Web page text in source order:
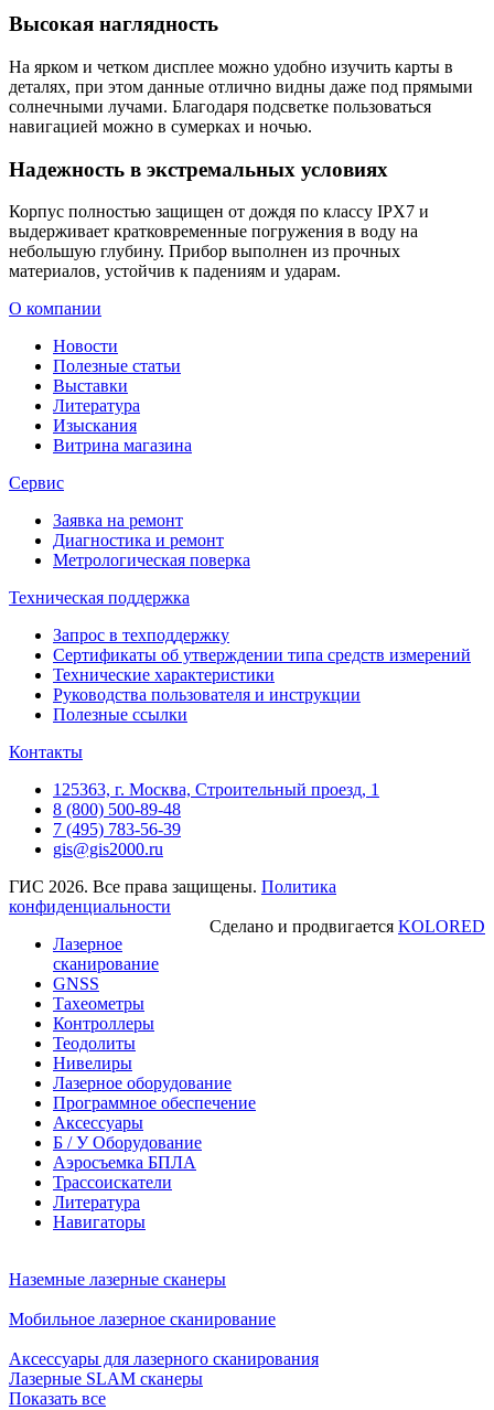
Высокая наглядность
На ярком и четком дисплее можно удобно изучить карты в
деталях, при этом данные отлично видны даже под прямыми
солнечными лучами. Благодаря подсветке пользоваться
навигацией можно в сумерках и ночью.
Надежность в экстремальных условиях
Корпус полностью защищен от дождя по классу IPX7 и
выдерживает кратковременные погружения в воду на
небольшую глубину. Прибор выполнен из прочных
материалов, устойчив к падениям и ударам.
О компании
Новости
Полезные статьи
Выставки
Литература
Изыскания
Витрина магазина
Сервис
Заявка на ремонт
Диагностика и ремонт
Метрологическая поверка
Техническая поддержка
Запрос в техподдержку
Сертификаты об утверждении типа средств измерений
Технические характеристики
Руководства пользователя и инструкции
Полезные ссылки
Контакты
125363, г. Москва, Строительный проезд, 1
8 (800) 500-89-48
7 (495) 783-56-39
gis@gis2000.ru
ГИС 2026. Все права защищены. Политика
конфиденциальности
Сделано и продвигается KOLORED
Лазерное
сканирование
GNSS
Тахеометры
Контроллеры
Теодолиты
Нивелиры
Лазерное оборудование
Программное обеспечение
Аксессуары
Б / У Оборудование
Аэросъемка БПЛА
Трассоискатели
Литература
Навигаторы
Наземные лазерные сканеры
Мобильное лазерное сканирование
Аксессуары для лазерного сканирования
Лазерные SLAM сканеры
Показать все